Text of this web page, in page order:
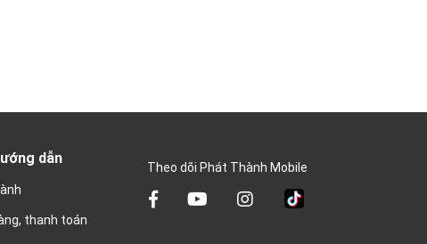
dẫn
thanh toán
Theo dõi Phát Thành Mobile